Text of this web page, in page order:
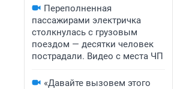
Переполненная
пассажирами электричка
столкнулась с грузовым
поездом — десятки человек
пострадали. Видео с места ЧП
«Давайте вызовем этого